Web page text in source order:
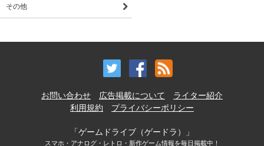
その他
お問い合わせ 広告掲載について
ライター紹介
利用規約
プライバシーポリシー
「ゲームドライブ（ゲードラ）」
スマホ・アナログ・レトロ・新作ゲーム情報を毎日掲載中！